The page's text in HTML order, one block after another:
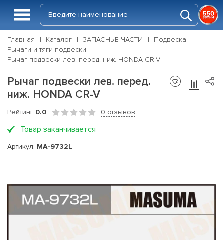
Главная Каталог ЗАПАСНЫЕ ЧАСТИ
Подвеска
Рычаги и тяги подвески
Рычаг подвески лев. перед. ниж. HONDA CR-V
Рычаг подвески лев. перед.
ниж. HONDA CR-V
Рейтинг 0.0 0 отзывов
Товар заканчивается
Артикул: MA-9732L